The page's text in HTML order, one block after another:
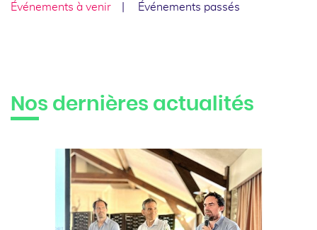
Événements à venir
Événements passés
Nos dernières actualités